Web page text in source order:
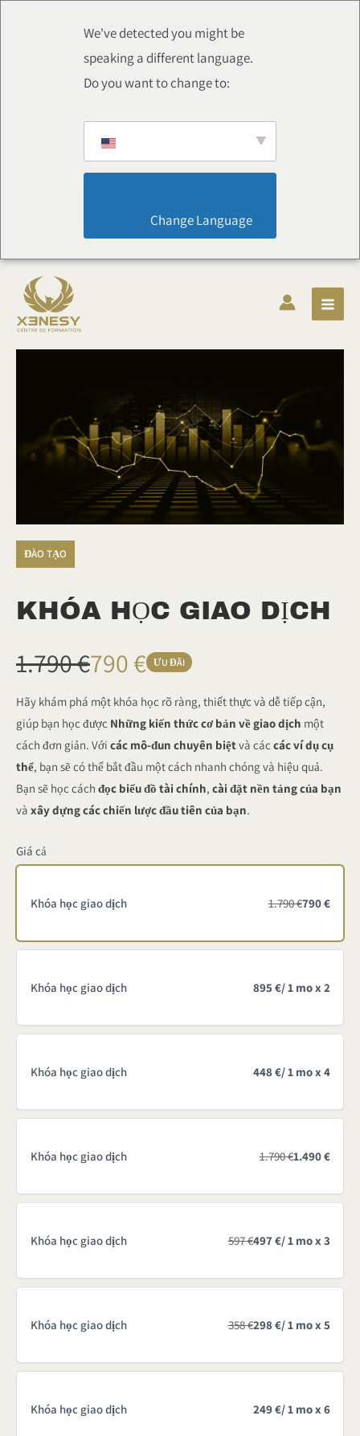
We've detected you might be
speaking a different language.
Do you want to change to:
ĐÀO TẠO
KHÓA HỌC GIAO DỊCH
L
à
1.790 €B
â
y
g
i
790 € ƯU ĐÃI
Hãy khám phá một khóa học rõ ràng, thiết thực và dễ tiếp cận,
giúp bạn học được Những kiến thức cơ bản về giao dịch một
cách đơn giản. Với các mô-đun chuyên biệtvà cáccác ví dụ cụ
thể, bạn sẽ có thể bắt đầu một cách nhanh chóng và hiệu quả.
Bạn sẽ học cách đọc biểu đồ tài chính, cài đặt nền tảng của bạn
và xây dựng các chiến lược đầu tiên của bạn.
Giá cả
Khóa học giao dịch 1.790 €790 €
Khóa học giao dịch 895 €/ 1 mo x 2
Khóa học giao dịch 448 €/ 1 mo x 4
Khóa học giao dịch 1.790 €1.490 €
Khóa học giao dịch 597 €497 €/ 1 mo x 3
Khóa học giao dịch 358 €298 €/ 1 mo x 5
Khóa học giao dịch 249 €/ 1 mo x 6